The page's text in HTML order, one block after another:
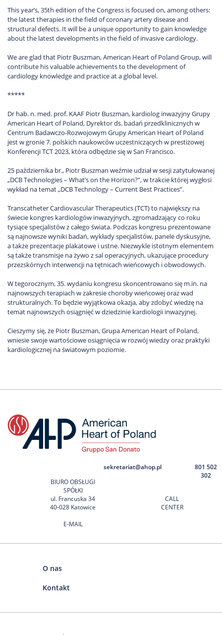
This year’s, 35th edition of the Congress is focused on, among others:
the latest therapies in the field of coronary artery disease and
structural defects. It will be a unique opportunity to gain knowledge
about the latest developments in the field of invasive cardiology.
We are glad that Piotr Buszman, American Heart of Poland Group, will
contribute his valuable achievements to the development of
cardiology knowledge and practice at a global level.
*****
Dr hab. n. med. prof. KAAF Piotr Buszman, kardiolog inwazyjny Grupy
American Heart of Poland, Dyrektor ds. badań przedklinicznych w
Centrum Badawczo-Rozwojowym Grupy American Heart of Poland
jest w gronie 7. polskich naukowców uczestniczących w prestiżowej
Konferencji TCT 2023, która odbędzie się w San Francisco.
25 października br., Piotr Buszman weźmie udział w sesji zatytułowanej
„DCB Technologies – What’s on the Horizon?”, w trakcie której wygłosi
wykład na temat „DCB Technology – Current Best Practices”.
Transcatheter Cardiovascular Therapeutics (TCT) to największy na
świecie kongres kardiologów inwazyjnych, zgromadzający co roku
tysiące specjalistów z całego świata. Podczas kongresu prezentowane
są najnowsze wyniki badań, wykłady specjalistów, panele dyskusyjne,
a także prezentacje plakatowe i ustne. Niezwykle istotnym elementem
są także transmisje na żywo z sal operacyjnych, ukazujące procedury
przezskórnych interwencji na tętnicach wieńcowych i obwodowych.
W tegorocznym, 35. wydaniu kongresu skoncentrowano się m.in. na
najnowszych terapiach w zakresie choroby wieńcowej oraz wad
strukturalnych. To będzie wyjątkowa okazja, aby zdobyć wiedzę na
temat najnowszych osiągnięć w dziedzinie kardiologii inwazyjnej.
Cieszymy się, że Piotr Buszman, Grupa American Heart of Poland,
wniesie swoje wartościowe osiągnięcia w rozwój wiedzy oraz praktyki
kardiologicznej na światowym poziomie.
BIURO OBSŁUGI
SPÓŁKI
ul. Francuska 34
40-028 Katowice
E-MAIL
sekretariat@ahop.pl
CALL
CENTER
801 502
302
O nas
Kontakt